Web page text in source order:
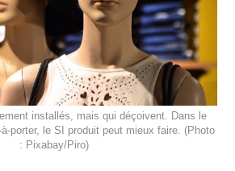
installés, mais qui déçoivent. Dans le
porter, le SI produit peut mieux faire. (Photo
: Pixabay/Piro)